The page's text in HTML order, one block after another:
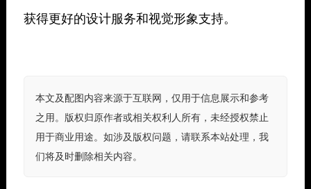
获得更好的设计服务和视觉形象支持。
本文及配图内容来源于互联网，仅用于信息展示和参考
之用。版权归原作者或相关权利人所有，未经授权禁止
用于商业用途。如涉及版权问题，请联系本站处理，我
们将及时删除相关内容。